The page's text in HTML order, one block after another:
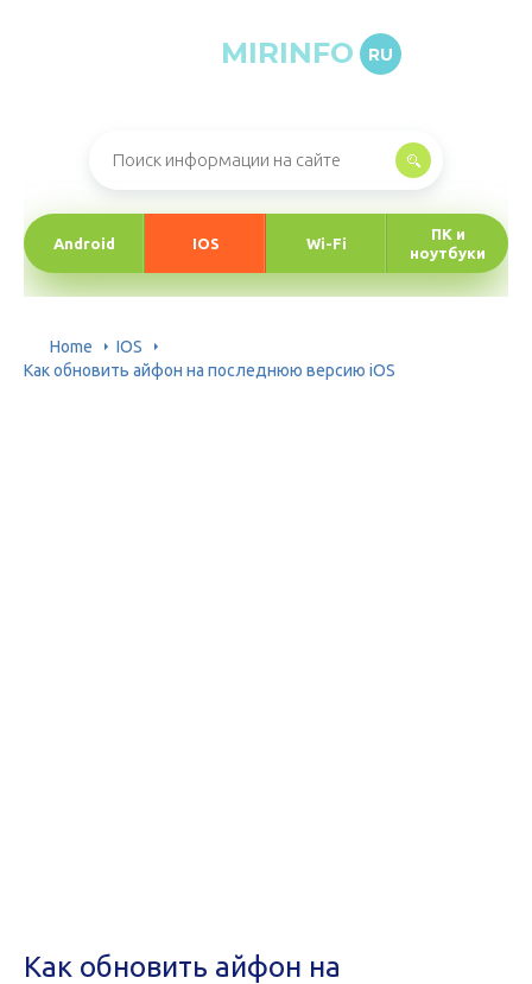
MIRINFO RU
Android IOS Wi-Fi
ПК и
ноутбуки
Home
IOS
Как обновить айфон на последнюю версию iOS
Как обновить айфон на